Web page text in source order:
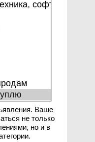
Ваше
не только
но и в